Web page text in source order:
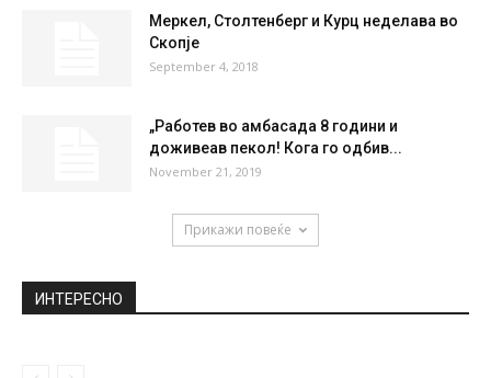
Меркел, Столтенберг и Курц неделава во
Скопје
September 4, 2018
„Работев во амбасада 8 години и
доживеав пекол! Кога го одбив...
November 21, 2019
Прикажи повеќе
ИНТЕРЕСНО